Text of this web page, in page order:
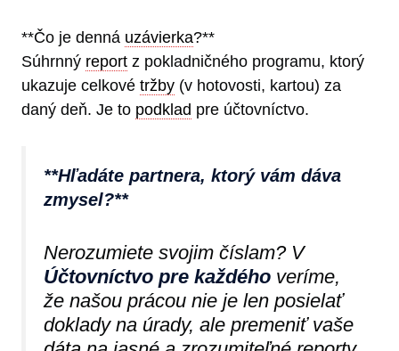
**Čo je denná uzávierka?**
Súhrnný report z pokladničného programu, ktorý
ukazuje celkové tržby (v hotovosti, kartou) za
daný deň. Je to podklad pre účtovníctvo.
**Hľadáte partnera, ktorý vám dáva
zmysel?**
Nerozumiete svojim číslam? V
Účtovníctvo pre každého veríme,
že našou prácou nie je len posielať
doklady na úrady, ale premeniť vaše